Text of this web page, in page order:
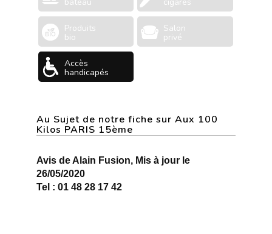
Produits
bio
Salon
privé
Accès
handicapés
Au Sujet de notre fiche sur Aux 100
Kilos PARIS 15ème
Avis de Alain Fusion, Mis à jour le
26/05/2020
Tel : 01 48 28 17 42